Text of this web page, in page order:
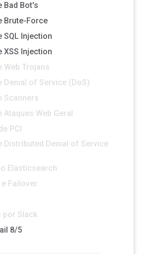
Bad Bot's
Brute-Force
SQL Injection
XSS Injection
Web Trojans
Denial of Service (DoS)
Scanners
Web Geral
PCI
Distributed Denial of Service
Elasticsearch
Failover
por Slack
8/5